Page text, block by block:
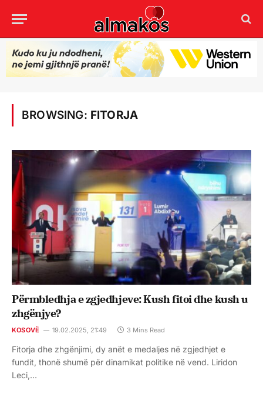
BROWSING: FITORJA
Përmbledhja e zgjedhjeve: Kush fitoi dhe kush u
zhgënjye?
KOSOVË 19.02.2025, 21:49 3 Mins Read
Fitorja dhe zhgënjimi, dy anët e medaljes në zgjedhjet e
fundit, thonë shumë për dinamikat politike në vend. Liridon
Leci,…